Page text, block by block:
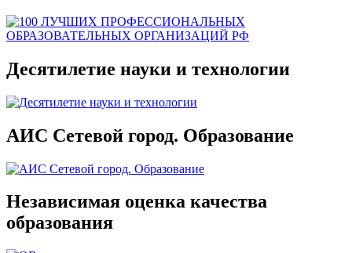
Десятилетие науки и технологии
АИС Сетевой город. Образование
Независимая оценка качества
образования